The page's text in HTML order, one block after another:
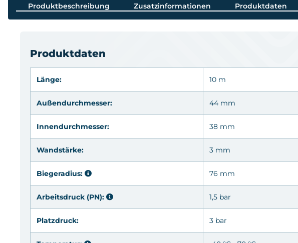
Produktbeschreibung Zusatzinformationen Produktdaten
Produktdaten
Länge: 10 m
Außendurchmesser: 44 mm
Innendurchmesser: 38 mm
Wandstärke: 3 mm
Biegeradius: 76 mm
Arbeitsdruck (PN): 1,5 bar
Platzdruck: 3 bar